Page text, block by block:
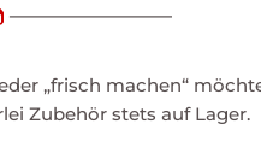
„frisch machen“
Zubehör stets auf Lager.